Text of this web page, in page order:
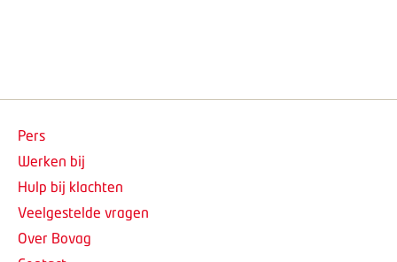
Pers
Werken bij
Hulp bij klachten
Veelgestelde vragen
Over Bovag